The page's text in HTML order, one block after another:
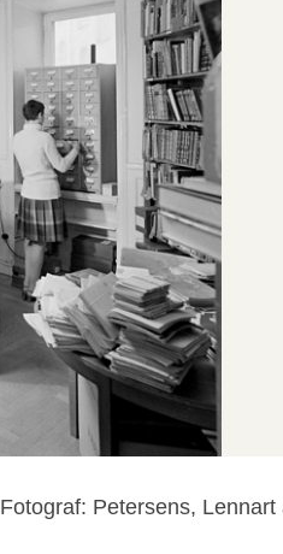
Fotograf: Petersens, Lennart